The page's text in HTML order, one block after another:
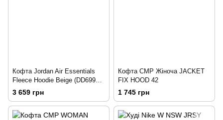
Кофта Jordan Air Essentials
Fleece Hoodie Beige (DD6998-
268) S
3 659 грн
Кофта CMP Жіноча JACKET
FIX HOOD 42
1 745 грн